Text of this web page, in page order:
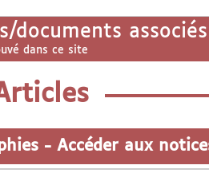
documents
dans ce site
- Accéder aux